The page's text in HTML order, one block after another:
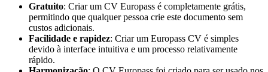
Gratuito: Criar um CV Europass é completamente grátis,
permitindo que qualquer pessoa crie este documento sem
custos adicionais.
Facilidade e rapidez: Criar um Europass CV é simples
devido à interface intuitiva e um processo relativamente
rápido.